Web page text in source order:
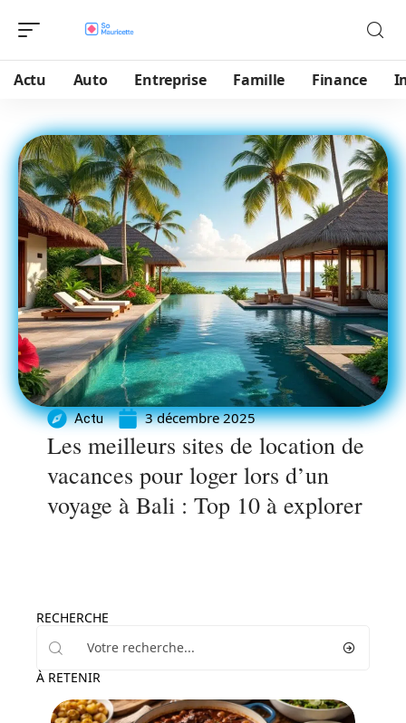
Actu Auto Entreprise Famille Finance
Actu 3 décembre 2025
Les meilleurs sites de location de
vacances pour loger lors d’un
voyage à Bali : Top 10 à explorer
RECHERCHE
À RETENIR